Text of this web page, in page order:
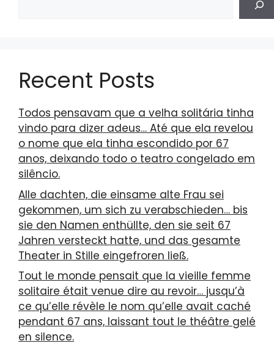
Recent Posts
Todos pensavam que a velha solitária tinha
vindo para dizer adeus… Até que ela revelou
o nome que ela tinha escondido por 67
anos, deixando todo o teatro congelado em
silêncio.
Alle dachten, die einsame alte Frau sei
gekommen, um sich zu verabschieden… bis
sie den Namen enthüllte, den sie seit 67
Jahren versteckt hatte, und das gesamte
Theater in Stille eingefroren ließ.
Tout le monde pensait que la vieille femme
solitaire était venue dire au revoir… jusqu’à
ce qu’elle révèle le nom qu’elle avait caché
pendant 67 ans, laissant tout le théâtre gelé
en silence.